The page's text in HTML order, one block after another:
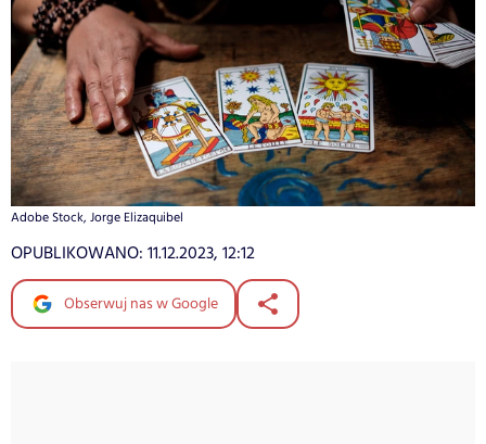
Adobe Stock, Jorge Elizaquibel
OPUBLIKOWANO: 11.12.2023, 12:12
Obserwuj nas w Google